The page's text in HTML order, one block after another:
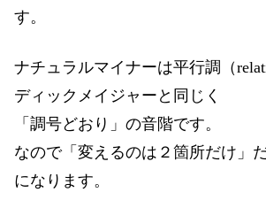
す。
ナチュラルマイナーは平行調（
ディックメイジャーと同じく
「調号どおり」の音階です。
なので「変えるのは２箇所だけ」
になります。